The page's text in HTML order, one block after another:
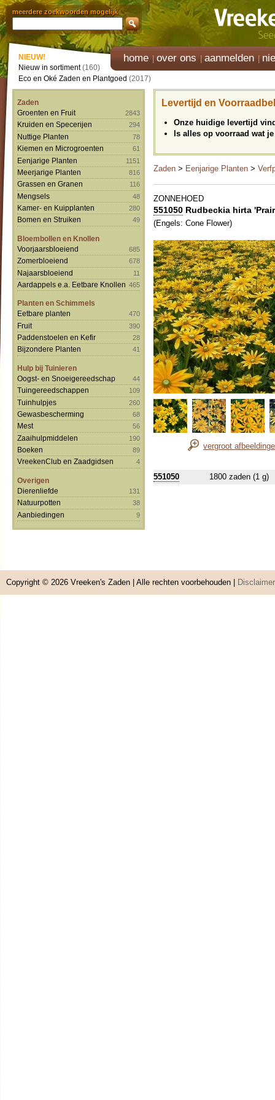
meerdere zoekwoorden mogelijk
home over ons aanmelden
NIEUW!
Nieuw in sortiment(160)
Eco en Oké Zaden en Plantgoed (2017)
Zaden
Groenten en Fruit
2843
Kruiden en Specerijen 294
Nuttige Planten 78
Kiemen en Microgroenten 61
Eenjarige Planten 1151
Meerjarige Planten 816
Grassen en Granen 116
Mengsels 48
Kamer- en Kuipplanten 280
Bomen en Struiken 49
Bloembollen en Knollen
Voorjaarsbloeiend
685
Zomerbloeiend 678
Najaarsbloeiend 11
Aardappels e.a. Eetbare Knollen 465
Planten en Schimmels
Eetbare planten
470
Fruit 390
Paddenstoelen en Kefir 28
Bijzondere Planten 41
Hulp bij Tuinieren
Oogst- en Snoeigereedschap
44
Tuingereedschappen 109
Tuinhulpjes 260
Gewasbescherming 68
Mest 56
Zaaihulpmiddelen 190
Boeken 89
VreekenClub en Zaadgidsen 4
Overigen
Dierenliefde
131
Natuurpotten 38
Aanbiedingen 9
Levertijd en
Onze huidige levertijd
Is alles op voorraad wat
Zaden > Eenjarige Planten >
ZONNEHOED
551050 Rudbeckia hirta
(Engels: Cone Flower)
vergroot
551050 1800 zaden (1 g)
Copyright © 2026 Vreeken's Zaden | Alle rechten voorbehouden | Disclaimer